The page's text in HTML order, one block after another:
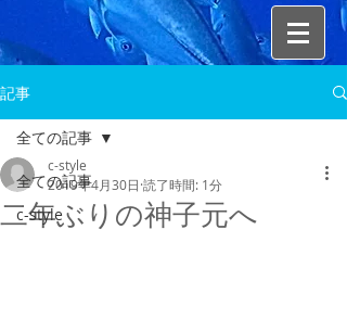
記事
全ての記事
c-style
全ての記事
二年ぶりの神子元へ
c-style
2019年4月30日 読了時間: 1分